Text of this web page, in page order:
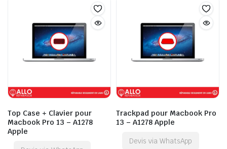
Top Case + Clavier pour
Macbook Pro 13 – A1278
Apple
Trackpad pour Macbook Pro
13 – A1278 Apple
Devis via WhatsApp